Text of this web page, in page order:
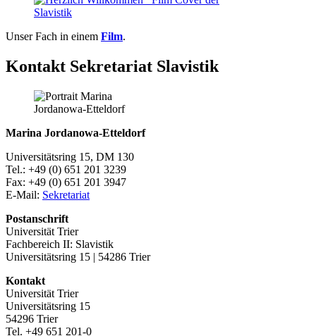
Unser Fach in einem Film.
Kontakt Sekretariat Slavistik
Marina Jordanowa-Etteldorf
Universitätsring 15, DM 130
Tel.: +49 (0) 651 201 3239
Fax: +49 (0) 651 201 3947
E-Mail: Sekretariat
Postanschrift
Universität Trier
Fachbereich II: Slavistik
Universitätsring 15 | 54286 Trier
Kontakt
Universität Trier
Universitätsring 15
54296 Trier
Tel. +49 651 201-0